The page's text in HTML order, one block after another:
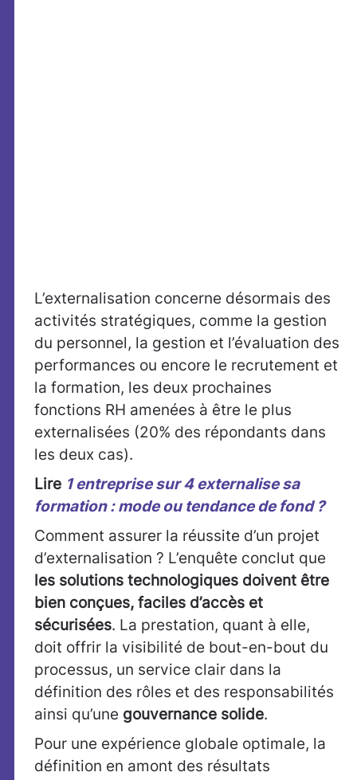
L’externalisation concerne désormais des
activités stratégiques, comme la gestion
du personnel, la gestion et l’évaluation des
performances ou encore le recrutement et
la formation, les deux prochaines
fonctions RH amenées à être le plus
externalisées (20% des répondants dans
les deux cas).
Lire 1 entreprise sur 4 externalise sa
formation : mode ou tendance de fond ?
Comment assurer la réussite d’un projet
d’externalisation ? L’enquête conclut que
les solutions technologiques doivent être
bien conçues, faciles d’accès et
sécurisées. La prestation, quant à elle,
doit offrir la visibilité de bout-en-bout du
processus, un service clair dans la
définition des rôles et des responsabilités
ainsi qu’une gouvernance solide.
Pour une expérience globale optimale, la
définition en amont des résultats